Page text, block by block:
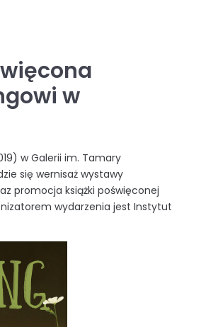
w
w Galerii im. Tamary
się wernisaż wystawy
promocja książki poświęconej
wydarzenia jest Instytut